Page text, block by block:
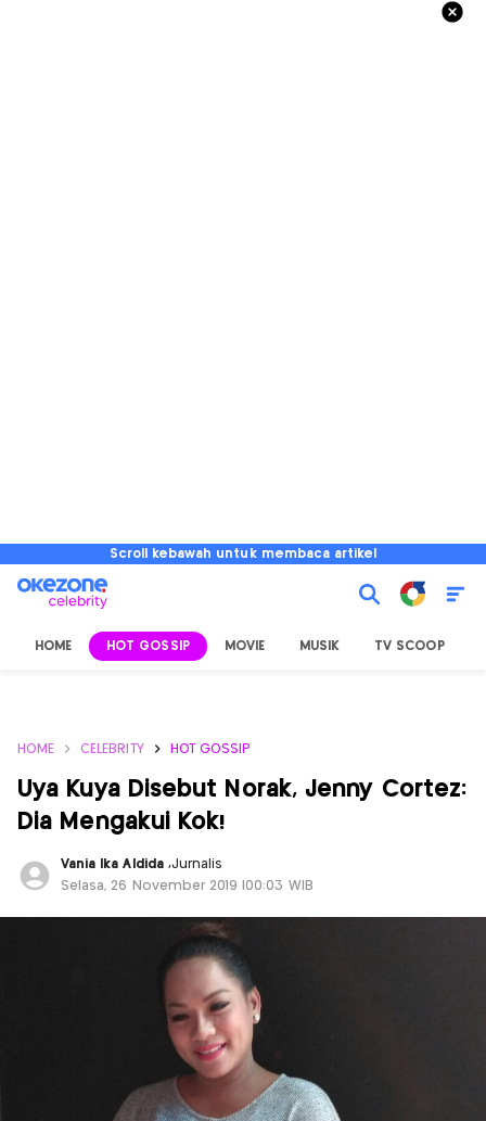
Scroll kebawah untuk membaca artikel
HOME HOT GOSSIP MOVIE MUSIK TV SCOOP
HOME CELEBRITY HOT GOSSIP
Uya Kuya Disebut Norak, Jenny Cortez:
Dia Mengakui Kok!
Vania Ika Aldida ,Jurnalis
Selasa, 26 November 2019 |00:03 WIB